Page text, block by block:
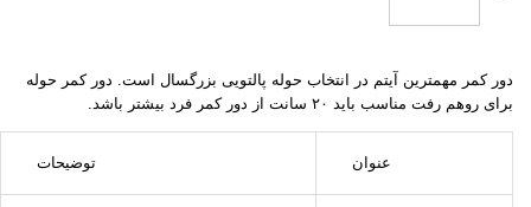
دور کمر مهمترین آیتم در انتخاب حوله پالتویی بزرگسال است. دور کمر حوله
برای روهم رفت مناسب باید ۲۰ سانت از دور کمر فرد بیشتر باشد.
عنوان توضیحات